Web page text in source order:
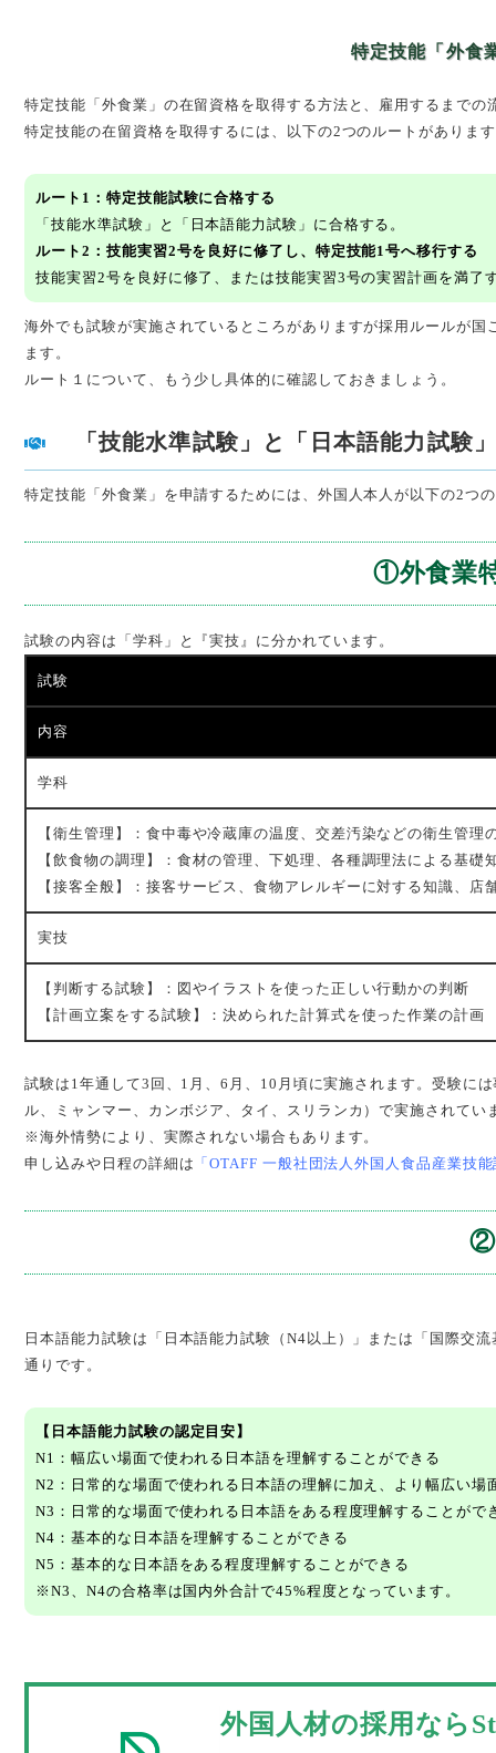
特定技能「外食
特定技能「外食業」の在留資格を取得する方法と、雇用するまでの
特定技能の在留資格を取得するには、以下の2つのルートがありま
ルート1：特定技能試験に合格する
「技能水準試験」と「日本語能力試験」に合格する。
ルート2：技能実習2号を良好に修了し、特定技能1号へ移行する
技能実習2号を良好に修了、または技能実習3号の実習計画を満了
海外でも試験が実施されているところがありますが採用ルールが
ます。
ルート１について、もう少し具体的に確認しておきましょう。
「技能水準試験」と「日本語能力試験
特定技能「外食業」を申請するためには、外国人本人が以下の2つ
①外食業
試験の内容は「学科」と『実技』に分かれています。
試験
内容
学科
【衛生管理】：食中毒や冷蔵庫の温度、交差汚染などの衛生管理
【飲食物の調理】：食材の管理、下処理、各種調理法による基礎
【接客全般】：接客サービス、食物アレルギーに対する知識、店
実技
【判断する試験】：図やイラストを使った正しい行動かの判断
【計画立案をする試験】：決められた計算式を使った作業の計画
試験は1年通して3回、1月、6月、10月頃に実施されます。受験に
ル、ミャンマー、カンボジア、タイ、スリランカ）で実施されてい
※海外情勢により、実際されない場合もあります。
申し込みや日程の詳細は 「OTAFF 一般社団法人外国人食品産業技
②
日本語能力試験は「日本語能力試験（N4以上）」または「国際交
通りです。
【日本語能力試験の認定目安】
N1：幅広い場面で使われる日本語を理解することができる
N2：日常的な場面で使われる日本語の理解に加え、より幅広い
N3：日常的な場面で使われる日本語をある程度理解することがで
N4：基本的な日本語を理解することができる
N5：基本的な日本語をある程度理解することができる
※N3、N4の合格率は国内外合計で45%程度となっています。
外国人材の採用なら